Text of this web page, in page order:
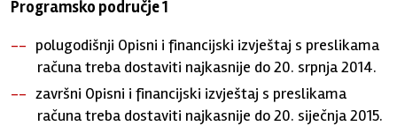
Programsko područje 1
polugodišnji Opisni i financijski izvještaj s preslikama
računa treba dostaviti najkasnije do 20. srpnja 2014.
završni Opisni i financijski izvještaj s preslikama
računa treba dostaviti najkasnije do 20. siječnja 2015.